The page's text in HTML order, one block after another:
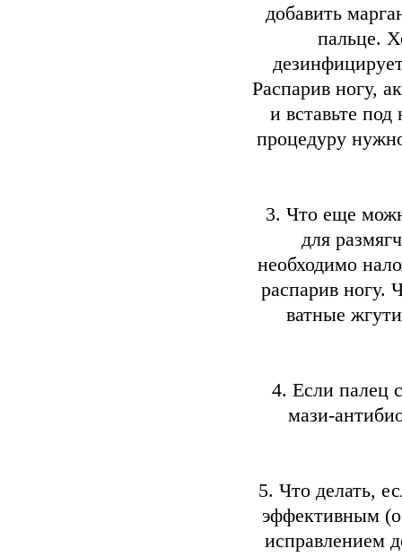
добавить
пальце.
Распарив ногу,
и вставьте
процедуру
3. Что еще
для
необходимо
распарив ногу.
ватные
4. Если палец
мази-
5. Что делать,
эффективным
исправлением